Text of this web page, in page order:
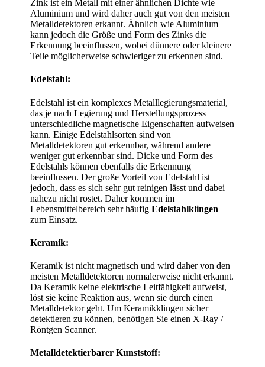
Zink ist ein Metall mit einer ähnlichen Dichte wie
Aluminium und wird daher auch gut von den meisten
Metalldetektoren erkannt. Ähnlich wie Aluminium
kann jedoch die Größe und Form des Zinks die
Erkennung beeinflussen, wobei dünnere oder kleinere
Teile möglicherweise schwieriger zu erkennen sind.
Edelstahl:
Edelstahl ist ein komplexes Metalllegierungsmaterial,
das je nach Legierung und Herstellungsprozess
unterschiedliche magnetische Eigenschaften aufweisen
kann. Einige Edelstahlsorten sind von
Metalldetektoren gut erkennbar, während andere
weniger gut erkennbar sind. Dicke und Form des
Edelstahls können ebenfalls die Erkennung
beeinflussen. Der große Vorteil von Edelstahl ist
jedoch, dass es sich sehr gut reinigen lässt und dabei
nahezu nicht rostet. Daher kommen im
Lebensmittelbereich sehr häufigEdelstahlklingen
zum Einsatz.
Keramik:
Keramik ist nicht magnetisch und wird daher von den
meisten Metalldetektoren normalerweise nicht erkannt.
Da Keramik keine elektrische Leitfähigkeit aufweist,
löst sie keine Reaktion aus, wenn sie durch einen
Metalldetektor geht. Um Keramikklingen sicher
detektieren zu können, benötigen Sie einen X-Ray /
Röntgen Scanner.
Metalldetektierbarer Kunststoff: